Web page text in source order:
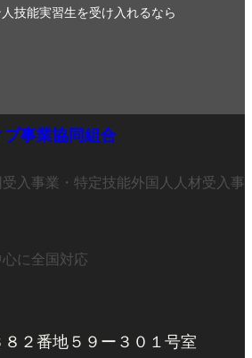
技能実習生を受け入れるなら
事業協同組合
入事業・特定技能外国人人材受入事
に全国対応
２番地５９ー３０１号室